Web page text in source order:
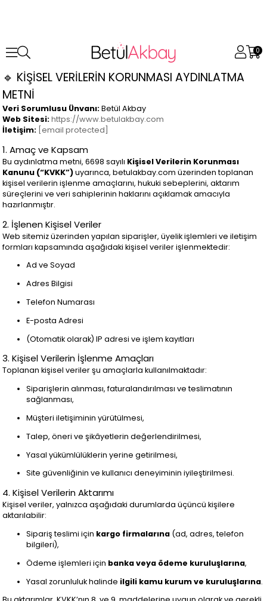
0
🔹 KİŞİSEL VERİLERİN KORUNMASI AYDINLATMA
METNİ
Veri Sorumlusu Ünvanı:Betül Akbay
Web Sitesi: https://www.betulakbay.com
İletişim: [email protected]
1. Amaç ve Kapsam
Bu aydınlatma metni, 6698 sayılı Kişisel Verilerin Korunması
Kanunu (“KVKK”)uyarınca, betulakbay.com üzerinden toplanan
kişisel verilerin işlenme amaçlarını, hukuki sebeplerini, aktarım
süreçlerini ve veri sahiplerinin haklarını açıklamak amacıyla
hazırlanmıştır.
2. İşlenen Kişisel Veriler
Web sitemiz üzerinden yapılan siparişler, üyelik işlemleri ve iletişim
formları kapsamında aşağıdaki kişisel veriler işlenmektedir:
Ad ve Soyad
Adres Bilgisi
Telefon Numarası
E-posta Adresi
(Otomatik olarak) IP adresi ve işlem kayıtları
3. Kişisel Verilerin İşlenme Amaçları
Toplanan kişisel veriler şu amaçlarla kullanılmaktadır:
Siparişlerin alınması, faturalandırılması ve teslimatının
sağlanması,
Müşteri iletişiminin yürütülmesi,
Talep, öneri ve şikâyetlerin değerlendirilmesi,
Yasal yükümlülüklerin yerine getirilmesi,
Site güvenliğinin ve kullanıcı deneyiminin iyileştirilmesi.
4. Kişisel Verilerin Aktarımı
Kişisel veriler, yalnızca aşağıdaki durumlarda üçüncü kişilere
aktarılabilir:
Sipariş teslimi için kargo firmalarına (ad, adres, telefon
bilgileri),
Ödeme işlemleri için banka veya ödeme kuruluşlarına,
Yasal zorunluluk halinde ilgili kamu kurum ve kuruluşlarına.